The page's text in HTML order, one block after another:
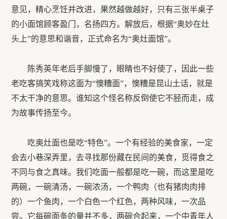
意见，精心烹饪并改进，果然越做越好，只有三张半桌子
的小面馆顾客盈门，名扬四方。解放后，根据“奥妙在灶
头上”的意思和谐音，正式命名为“奥灶面馆”。
陈秀英年老后手脚慢了，眼睛也不好使了，因此一些
老吃客搞笑戏称这面为“懊糟面”，懊糟是昆山土话，就是
不太干净的意思。谁知这个怪名称反倒使它不胫而走，成
为故事传扬至今。
吃奥灶面也是吃“特色”。一个有经验的美食家，一定
会去小巷深弄里，去寻找那份藏在民间的美食，觅得食之
不同与食之真味。我们吃面一般都是吃一碗，而这里是吃
两碗，一碗清汤，一碗浓汤，一个鸭肉（也有猪肉肉排
的）一个鱼肉，一个白色一个红色，两种风味，一次品
尝。它每碗面条的量并不多，两碗合起来，一个中青年人